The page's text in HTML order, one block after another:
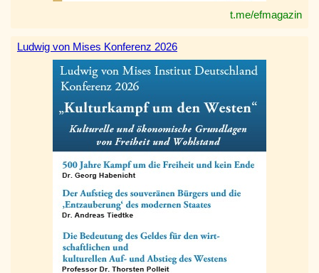
t.me/efmagazin
Ludwig von Mises Konferenz 2026